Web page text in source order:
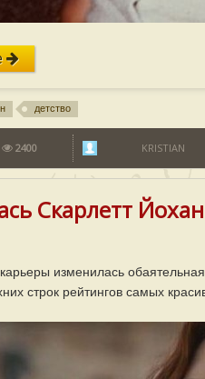
детство
2400 KRISTIAN
Скарлетт
изменилась
строк рейтингов самых